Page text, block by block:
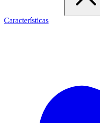
Características